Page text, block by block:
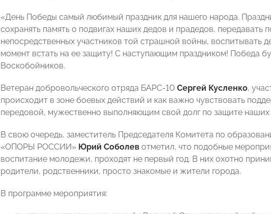
«День Победы самый любимый праздник для нашего народа.
сохранять память о подвигах наших дедов и прадедов,
непосредственных участников той страшной войны, воспитывать
момент встать на ее защиту! С наступающим праздником! Победа
Воскобойников.
Ветеран добровольческого отряда БАРС-10 Сергей Кусленко,
происходит в зоне боевых действий и как важно чувствовать
передовой, мужественно выполняющим свой долг по защите наших
В свою очередь, заместитель Председателя Комитета по
«ОПОРЫ РОССИИ» Юрий Соболев отметил, что подобные
воспитание молодежи, проходят не первый год. В них охотно
родители, родственники, просто знакомые и жители города.
В программе мероприятия: